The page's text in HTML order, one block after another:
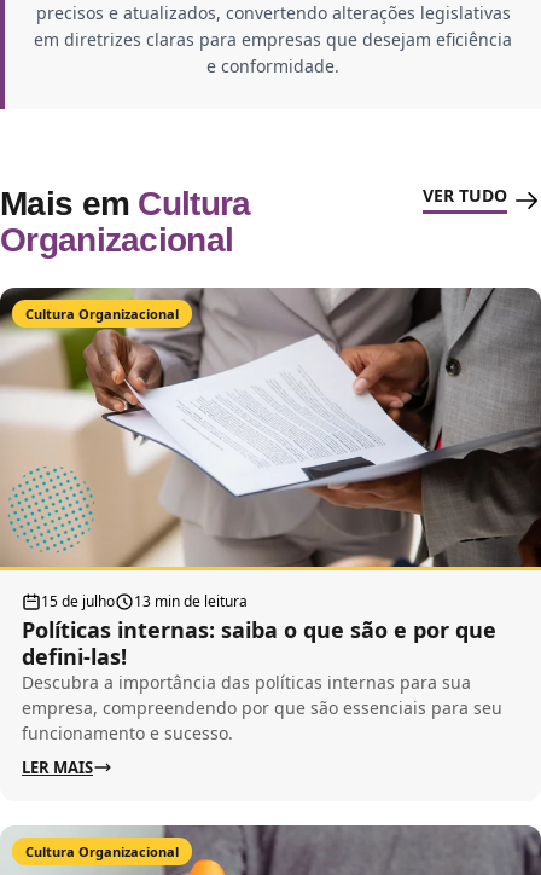
precisos e atualizados, convertendo alterações legislativas
em diretrizes claras para empresas que desejam eficiência
e conformidade.
Mais em Cultura
Organizacional
VER TUDO
Cultura Organizacional
15 de julho 13 min de leitura
Políticas internas: saiba o que são e por que
defini-las!
Descubra a importância das políticas internas para sua
empresa, compreendendo por que são essenciais para seu
funcionamento e sucesso.
LER MAIS
Cultura Organizacional